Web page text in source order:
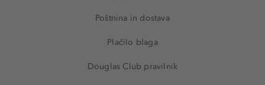
Poštnina in dostava
Plačilo blaga
Douglas Club pravilnik